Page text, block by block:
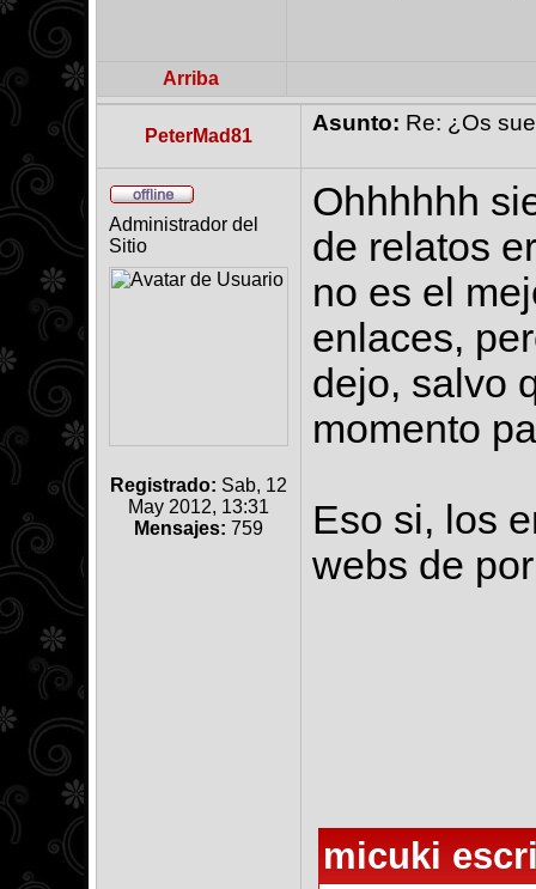
Arriba
PeterMad81
Asunto: Re: ¿Os
Administrador del
Sitio
Registrado: Sab, 12
May 2012, 13:31
Mensajes: 759
Ohhhhhh
de relatos
no es el
enlaces,
dejo, salvo
momento
Eso si, los
webs de
micuki